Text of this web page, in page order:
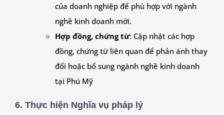
của doanh nghiệp để phù hợp với ngành
nghề kinh doanh mới.
Hợp đồng, chứng từ: Cập nhật các hợp
đồng, chứng từ liên quan để phản ánh thay
đổi hoặc bổ sung ngành nghề kinh doanh
tại Phú Mỹ
6. Thực hiện Nghĩa vụ pháp lý